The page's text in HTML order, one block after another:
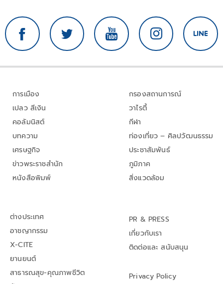
การเมือง
เปลว สีเงิน
คอลัมนิสต์
บทความ
เศรษฐกิจ
ข่าวพระราชสำนัก
หนังสือพิมพ์
กรองสถานการณ์
วาไรตี้
กีฬา
ท่องเที่ยว – ศิลปวัฒนธรรม
ประชาสัมพันธ์
ภูมิภาค
สิ่งแวดล้อม
ต่างประเทศ
อาชญากรรม
X-CITE
ยานยนต์
สาธารณสุข-คุณภาพชีวิต
PR & PRESS
เกี่ยวกับเรา
ติดต่อและ สนับสนุน
Privacy Policy